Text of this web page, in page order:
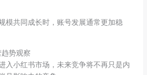
模共同成长时，账号发展通常更加稳
势观察
入小红书市场，未来竞争将不再只是内